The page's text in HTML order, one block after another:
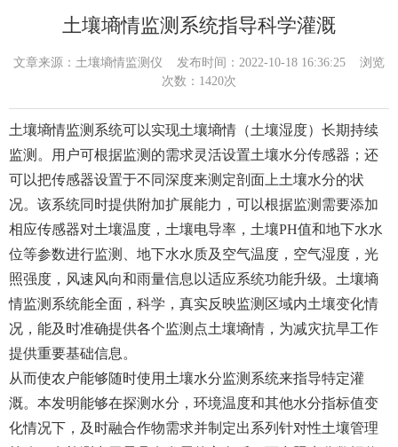
土壤墒情监测系统指导科学灌溉
文章来源： 土壤墒情监测仪 发布时间：2022-10-18 16:36:25 浏览
次数：1420次
土壤墒情监测系统可以实现土壤墒情（土壤湿度）长期持续
监测。用户可根据监测的需求灵活设置土壤水分传感器；还
可以把传感器设置于不同深度来测定剖面上土壤水分的状
况。该系统同时提供附加扩展能力，可以根据监测需要添加
相应传感器对土壤温度，土壤电导率，土壤PH值和地下水水
位等参数进行监测、地下水水质及空气温度，空气湿度，光
照强度，风速风向和雨量信息以适应系统功能升级。土壤墒
情监测系统能全面，科学，真实反映监测区域内土壤变化情
况，能及时准确提供各个监测点土壤墒情，为减灾抗旱工作
提供重要基础信息。
从而使农户能够随时使用土壤水分监测系统来指导特定灌
溉。本发明能够在探测水分，环境温度和其他水分指标值变
化情况下，及时融合作物需求并制定出系列针对性土壤管理